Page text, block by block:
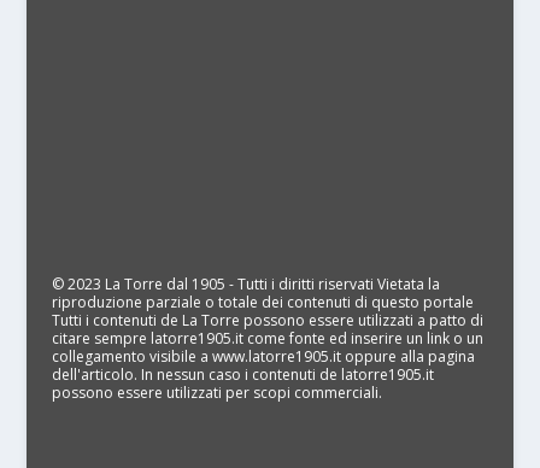
© 2023 La Torre dal 1905 - Tutti i diritti riservati Vietata la
riproduzione parziale o totale dei contenuti di questo portale
Tutti i contenuti de La Torre possono essere utilizzati a patto di
citare sempre latorre1905.it come fonte ed inserire un link o un
collegamento visibile a www.latorre1905.it oppure alla pagina
dell'articolo. In nessun caso i contenuti de latorre1905.it
possono essere utilizzati per scopi commerciali.